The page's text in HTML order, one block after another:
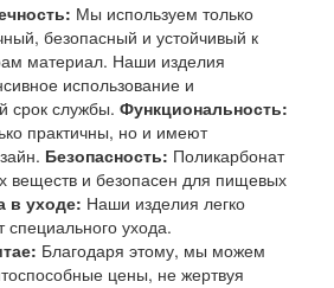
Мы используем только
безопасный и устойчивый к
материал. Наши изделия
использование и
срок службы. Функциональность:
практичны, но и имеют
Безопасность: Поликарбонат
веществ и безопасен для пищевых
в уходе: Наши изделия легко
ухода.
Благодаря этому, мы можем
цены, не жертвуя